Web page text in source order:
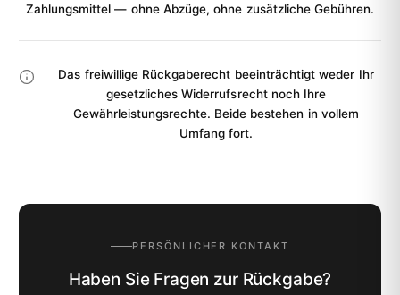
Zahlungsmittel — ohne Abzüge, ohne zusätzliche Gebühren.
Das freiwillige Rückgaberecht beeinträchtigt weder Ihr
gesetzliches Widerrufsrecht noch Ihre
Gewährleistungsrechte. Beide bestehen in vollem
Umfang fort.
PERSÖNLICHER KONTAKT
Haben Sie Fragen zur Rückgabe?